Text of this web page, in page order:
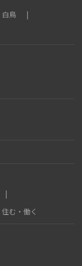
白鳥
住む・働く